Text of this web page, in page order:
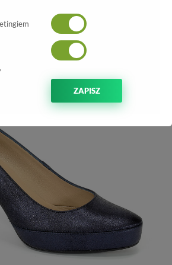
F17 Baltic metalics
ZAPISZ